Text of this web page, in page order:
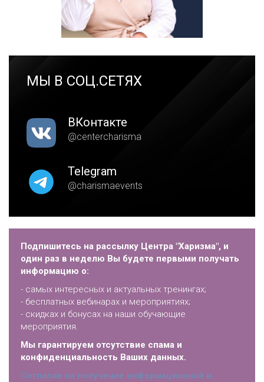
МЫ В СОЦ.СЕТЯХ
ВКонтакте
@centercharisma
Telegram
@charismaevents
Подпишитесь на рассылку Центра "Харизма", и
один раз в неделю Вы будете первыми получать
информацию о:
- самых интересных и актуальных тренингах;
- бесплатных вебинарах и мероприятиях;
- скидках и бонусах на наши обучающие
мероприятия.
Мы гарантируем отсутствие спама и
конфиденциальность Ваших данных.
Согласие на получение информационной и